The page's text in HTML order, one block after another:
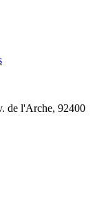
de l'Arche, 92400